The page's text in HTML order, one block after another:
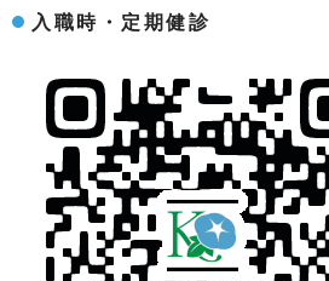
入職時・定期健診